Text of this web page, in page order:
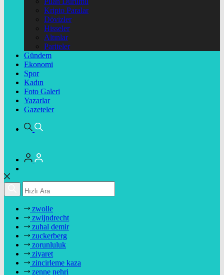
Kripto Paralar
Dövizler
Hisseler
Altınlar
Pariteler
Gündem
Ekonomi
Spor
Kadın
Foto Galeri
Yazarlar
Gazeteler
zwolle
zwijndrecht
zuhal demir
zuckerberg
zorunluluk
ziyaret
zincirleme kaza
zenne nehri